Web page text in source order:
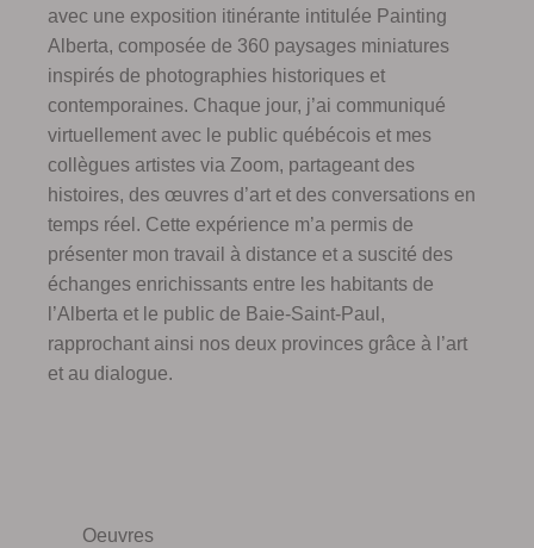
avec une exposition itinérante intitulée Painting
Alberta, composée de 360 paysages miniatures
inspirés de photographies historiques et
contemporaines. Chaque jour, j’ai communiqué
virtuellement avec le public québécois et mes
collègues artistes via Zoom, partageant des
histoires, des œuvres d’art et des conversations en
temps réel. Cette expérience m’a permis de
présenter mon travail à distance et a suscité des
échanges enrichissants entre les habitants de
l’Alberta et le public de Baie-Saint-Paul,
rapprochant ainsi nos deux provinces grâce à l’art
et au dialogue.
Oeuvres